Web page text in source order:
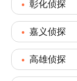
彰化侦探
嘉义侦探
高雄侦探